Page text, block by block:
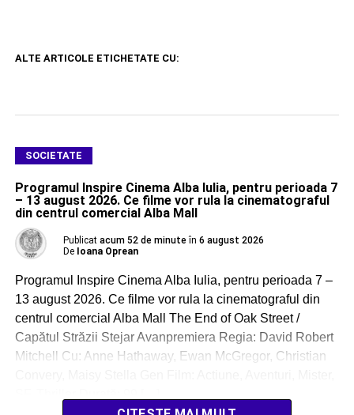
ALTE ARTICOLE ETICHETATE CU:
SOCIETATE
Programul Inspire Cinema Alba Iulia, pentru perioada 7
– 13 august 2026. Ce filme vor rula la cinematograful
din centrul comercial Alba Mall
Publicat acum 52 de minute în 6 august 2026
De Ioana Oprean
Programul Inspire Cinema Alba Iulia, pentru perioada 7 –
13 august 2026. Ce filme vor rula la cinematograful din
centrul comercial Alba Mall The End of Oak Street /
Capătul Străzii Stejar Avanpremiera Regia: David Robert
Mitchell Cu: Anne Hathaway, Ewan McGregor, Christian